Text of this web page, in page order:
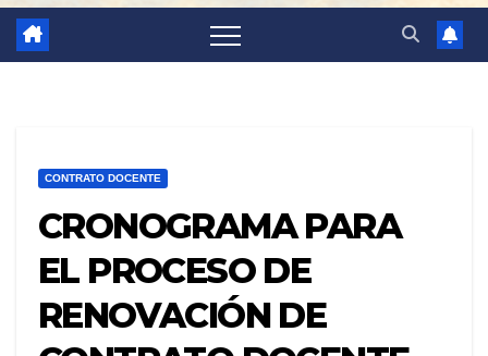
CONTRATO DOCENTE
CRONOGRAMA PARA
EL PROCESO DE
RENOVACIÓN DE